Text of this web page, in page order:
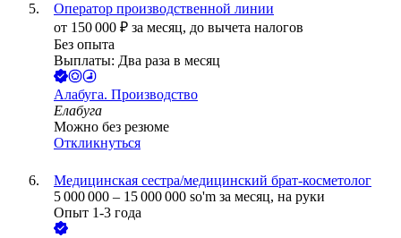
Оператор производственной линии
от 150 000 ₽ за месяц, до вычета налогов
Без опыта
Выплаты: Два раза в месяц
Алабуга. Производство
Елабуга
Можно без резюме
Откликнуться
Медицинская сестра/медицинский брат-косметолог
5 000 000 – 15 000 000 so'm за месяц, на руки
Опыт 1-3 года